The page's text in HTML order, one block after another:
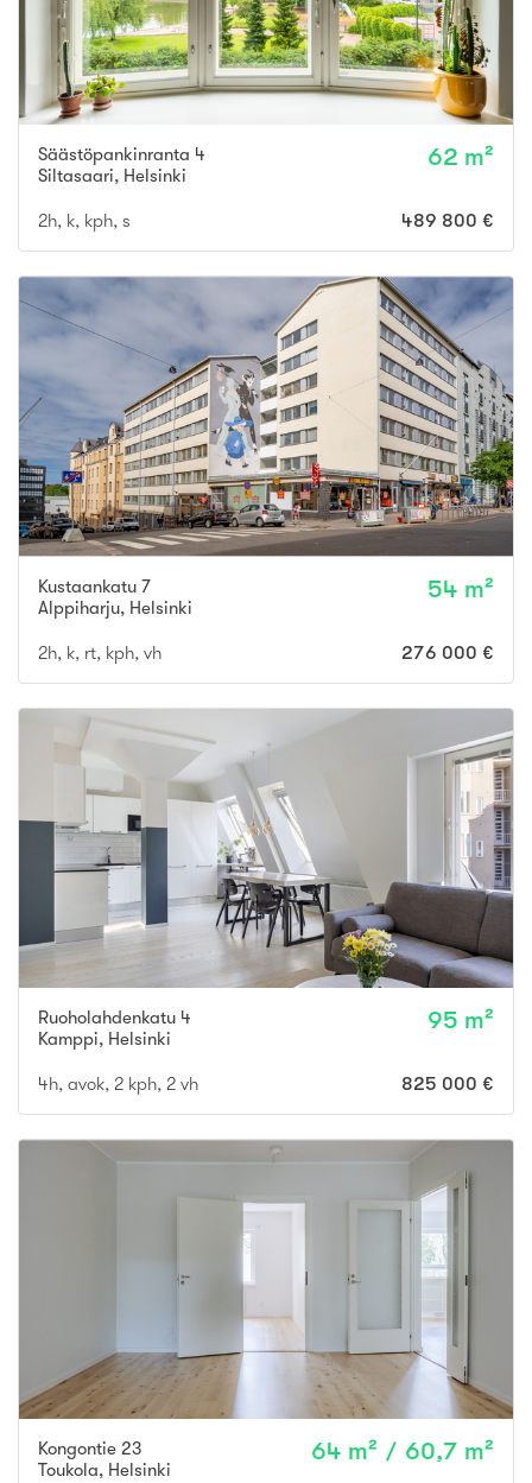
Säästöpankinranta 4
Siltasaari, Helsinki
62 m²
2h, k, kph, s 489 800 €
Kustaankatu 7
Alppiharju, Helsinki
54 m²
2h, k, rt, kph, vh 276 000 €
Ruoholahdenkatu 4
Kamppi, Helsinki
95 m²
4h, avok, 2 kph, 2 vh 825 000 €
Kongontie 23
Toukola, Helsinki
64 m² / 60,7 m²